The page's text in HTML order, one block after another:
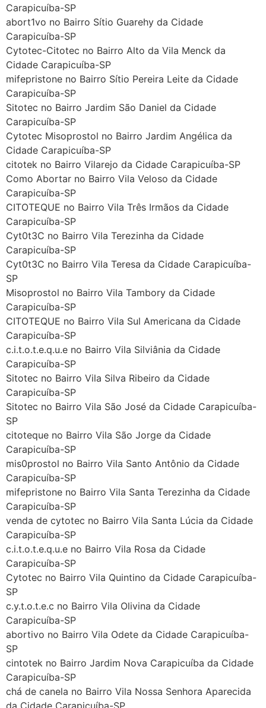
Carapicuíba-SP
abort1vo no Bairro Sítio Guarehy da Cidade
Carapicuíba-SP
Cytotec-Citotec no Bairro Alto da Vila Menck da
Cidade Carapicuíba-SP
mifepristone no Bairro Sítio Pereira Leite da Cidade
Carapicuíba-SP
Sitotec no Bairro Jardim São Daniel da Cidade
Carapicuíba-SP
Cytotec Misoprostol no Bairro Jardim Angélica da
Cidade Carapicuíba-SP
citotek no Bairro Vilarejo da Cidade Carapicuíba-SP
Como Abortar no Bairro Vila Veloso da Cidade
Carapicuíba-SP
CITOTEQUE no Bairro Vila Três Irmãos da Cidade
Carapicuíba-SP
Cyt0t3C no Bairro Vila Terezinha da Cidade
Carapicuíba-SP
Cyt0t3C no Bairro Vila Teresa da Cidade Carapicuíba-
SP
Misoprostol no Bairro Vila Tambory da Cidade
Carapicuíba-SP
CITOTEQUE no Bairro Vila Sul Americana da Cidade
Carapicuíba-SP
c.i.t.o.t.e.q.u.e no Bairro Vila Silviânia da Cidade
Carapicuíba-SP
Sitotec no Bairro Vila Silva Ribeiro da Cidade
Carapicuíba-SP
Sitotec no Bairro Vila São José da Cidade Carapicuíba-
SP
citoteque no Bairro Vila São Jorge da Cidade
Carapicuíba-SP
mis0prostol no Bairro Vila Santo Antônio da Cidade
Carapicuíba-SP
mifepristone no Bairro Vila Santa Terezinha da Cidade
Carapicuíba-SP
venda de cytotec no Bairro Vila Santa Lúcia da Cidade
Carapicuíba-SP
c.i.t.o.t.e.q.u.e no Bairro Vila Rosa da Cidade
Carapicuíba-SP
Cytotec no Bairro Vila Quintino da Cidade Carapicuíba-
SP
c.y.t.o.t.e.c no Bairro Vila Olivina da Cidade
Carapicuíba-SP
abortivo no Bairro Vila Odete da Cidade Carapicuíba-
SP
cintotek no Bairro Jardim Nova Carapicuíba da Cidade
Carapicuíba-SP
chá de canela no Bairro Vila Nossa Senhora Aparecida
da Cidade Carapicuíba-SP